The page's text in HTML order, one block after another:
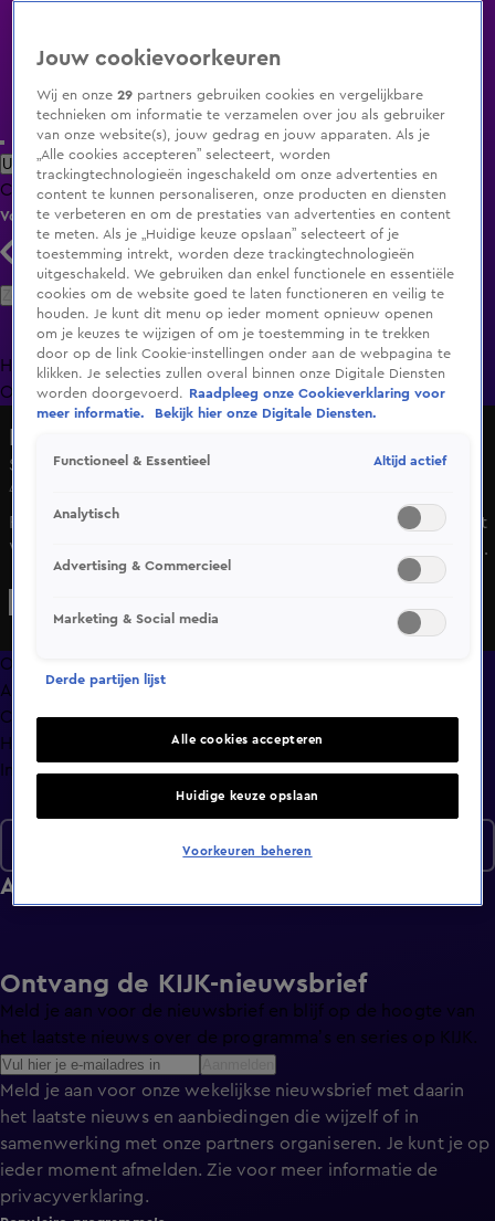
Uitzending Gemist Populaire programma's Zenders Genres
ClipsFilmsRadioSmart TV inlogShop
Volg KIJK
Zoeken
HomeUitzending Gemist Programma's De Bondgenoten
OranjezomerLivestreamsShop
Seizoen 7, aflevering 210
4 juli 2025, 19:30
Rick doet er alles aan om Djena te ontdooien. De date met
William komt bij Bianca heel lekker binnen. Hoe lang gaat
deze snuffelstage duren?
Overzicht
Afleveringen
Clips
Hoe is het nu met?
Info
Afleveringen
Ontvang de KIJK-nieuwsbrief
Meld je aan voor de nieuwsbrief en blijf op de hoogte van
het laatste nieuws over de programma’s en series op KIJK.
Meld je aan voor onze wekelijkse nieuwsbrief met daarin
het laatste nieuws en aanbiedingen die wijzelf of in
samenwerking met onze partners organiseren. Je kunt je op
ieder moment afmelden. Zie voor meer informatie de
privacyverklaring.
Jouw cookievoorkeuren
Wij en onze29 partners gebruiken cookies en vergelijkbare
technieken om informatie te verzamelen over jou als gebruiker
van onze website(s), jouw gedrag en jouw apparaten. Als je
„Alle cookies accepteren” selecteert, worden
trackingtechnologieën ingeschakeld om onze advertenties en
content te kunnen personaliseren, onze producten en diensten
te verbeteren en om de prestaties van advertenties en content
te meten. Als je „Huidige keuze opslaan” selecteert of je
toestemming intrekt, worden deze trackingtechnologieën
uitgeschakeld. We gebruiken dan enkel functionele en essentiële
cookies om de website goed te laten functioneren en veilig te
houden. Je kunt dit menu op ieder moment opnieuw openen
om je keuzes te wijzigen of om je toestemming in te trekken
door op de link Cookie-instellingen onder aan de webpagina te
klikken. Je selecties zullen overal binnen onze Digitale Diensten
worden doorgevoerd.
Raadpleeg onze Cookieverklaring voor
meer informatie.
Bekijk hier onze Digitale Diensten.
Functioneel & Essentieel Altijd actief
Analytisch
Advertising & Commercieel
Marketing & Social media
Derde partijen lijst
Alle cookies accepteren
Huidige keuze opslaan
Voorkeuren beheren